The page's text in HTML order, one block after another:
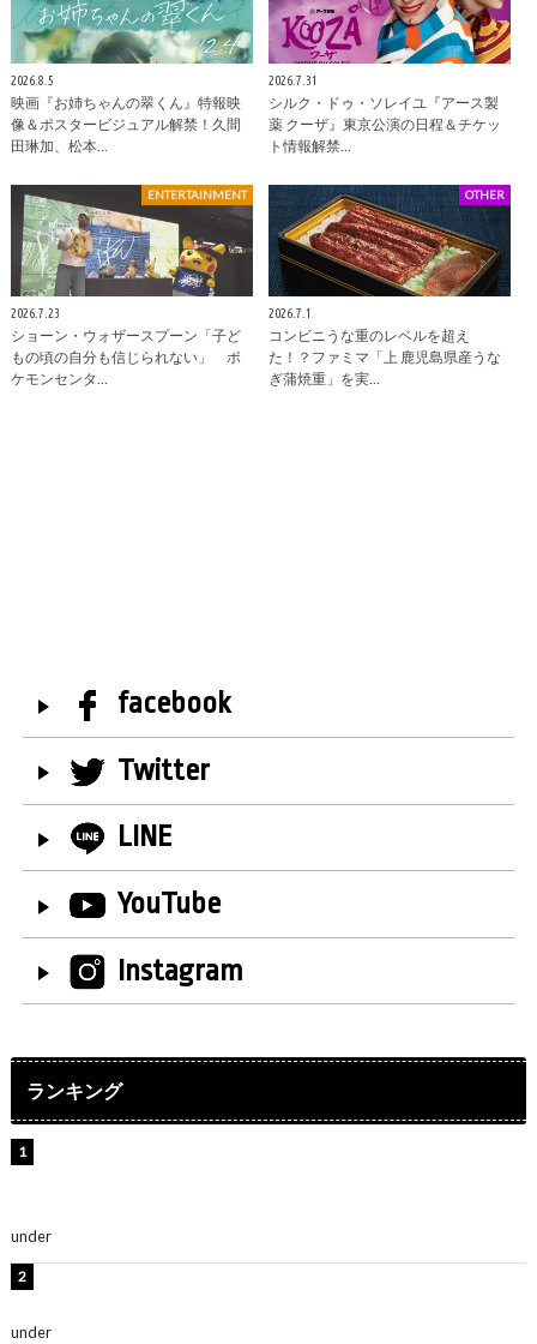
2026.8.5
映画『お姉ちゃんの翠くん』特報映
像＆ポスタービジュアル解禁！久間
田琳加、松本…
2026.7.31
シルク・ドゥ・ソレイユ『アース製
薬 クーザ』東京公演の日程＆チケッ
ト情報解禁…
ENTERTAINMENT
2026.7.23
ショーン・ウォザースプーン「子ど
もの頃の自分も信じられない」 ポ
ケモンセンタ…
OTHER
2026.7.1
コンビニうな重のレベルを超え
た！？ファミマ「上 鹿児島県産うな
ぎ蒲焼重」を実…
facebook
Twitter
LINE
YouTube
Instagram
ランキング
under
under